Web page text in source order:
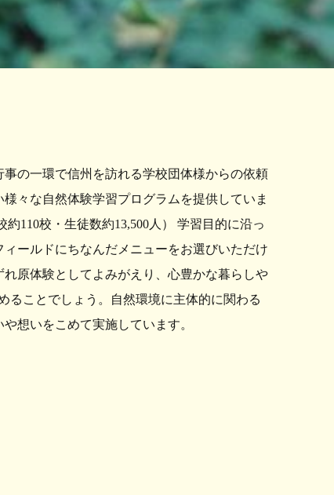
の一環で信州を訪れる学校団体様からの依頼
々な自然体験学習プログラムを提供していま
110校・生徒数約13,500人） 学習目的に沿っ
ールドにちなんだメニューをお選びいただけ
原体験としてよみがえり、心豊かな暮らしや
ることでしょう。自然環境に主体的に関わる
想いをこめて実施しています。